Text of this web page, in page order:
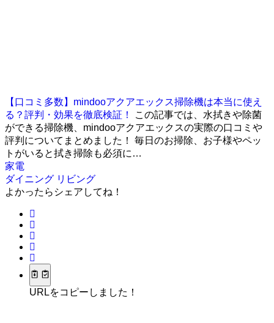
【口コミ多数】mindooアクアエックス掃除機は本当に使え
る？評判・効果を徹底検証！
この記事では、水拭きや除菌
ができる掃除機、mindooアクアエックスの実際の口コミや
評判についてまとめました！ 毎日のお掃除、お子様やペッ
トがいると拭き掃除も必須に…
家電
ダイニング リビング
よかったらシェアしてね！
URLをコピーしました！